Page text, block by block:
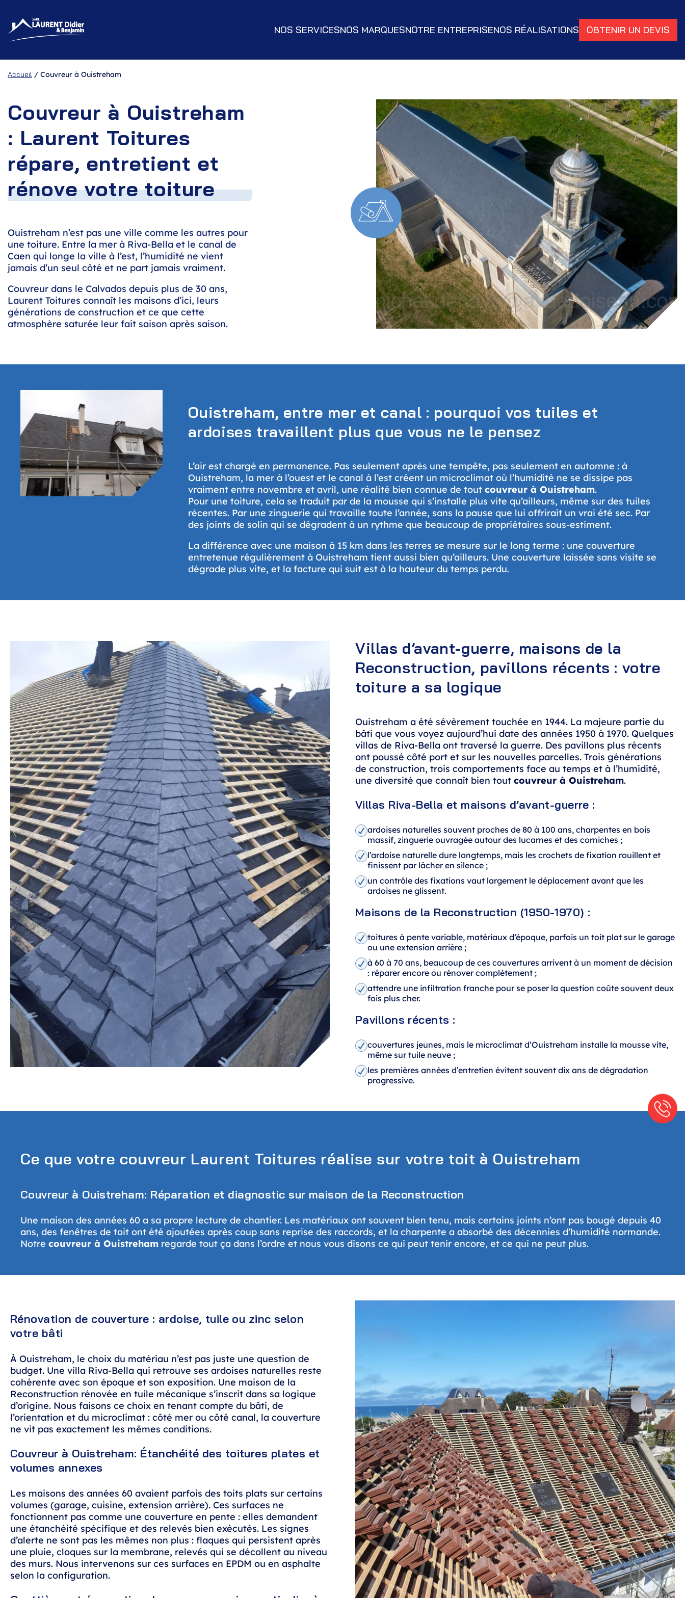
NOS SERVICESNOS MARQUESNOTRE ENTREPRISENOS RÉALISATIONS OBTENIR UN DEVIS
Accueil / Couvreur à Ouistreham
Couvreur à Ouistreham
: Laurent Toitures
répare, entretient et
rénove votre toiture
Ouistreham n’est pas une ville comme les autres pour
une toiture. Entre la mer à Riva-Bella et le canal de
Caen qui longe la ville à l’est, l’humidité ne vient
jamais d’un seul côté et ne part jamais vraiment.
Couvreur dans le Calvados depuis plus de 30 ans,
Laurent Toitures connaît les maisons d’ici, leurs
générations de construction et ce que cette
atmosphère saturée leur fait saison après saison.
Ouistreham, entre mer et canal : pourquoi vos tuiles et
ardoises travaillent plus que vous ne le pensez
L’air est chargé en permanence. Pas seulement après une tempête, pas seulement en automne : à
Ouistreham, la mer à l’ouest et le canal à l’est créent un microclimat où l’humidité ne se dissipe pas
vraiment entre novembre et avril, une réalité bien connue de tout couvreur à Ouistreham.
Pour une toiture, cela se traduit par de la mousse qui s’installe plus vite qu’ailleurs, même sur des tuiles
récentes. Par une zinguerie qui travaille toute l’année, sans la pause que lui offrirait un vrai été sec. Par
des joints de solin qui se dégradent à un rythme que beaucoup de propriétaires sous-estiment.
La différence avec une maison à 15 km dans les terres se mesure sur le long terme : une couverture
entretenue régulièrement à Ouistreham tient aussi bien qu’ailleurs. Une couverture laissée sans visite se
dégrade plus vite, et la facture qui suit est à la hauteur du temps perdu.
Villas d’avant-guerre, maisons de la
Reconstruction, pavillons récents : votre
toiture a sa logique
Ouistreham a été sévèrement touchée en 1944. La majeure partie du
bâti que vous voyez aujourd’hui date des années 1950 à 1970. Quelques
villas de Riva-Bella ont traversé la guerre. Des pavillons plus récents
ont poussé côté port et sur les nouvelles parcelles. Trois générations
de construction, trois comportements face au temps et à l’humidité,
une diversité que connaît bien tout couvreur à Ouistreham.
Villas Riva-Bella et maisons d’avant-guerre :
ardoises naturelles souvent proches de 80 à 100 ans, charpentes en bois
massif, zinguerie ouvragée autour des lucarnes et des corniches ;
l’ardoise naturelle dure longtemps, mais les crochets de fixation rouillent et
finissent par lâcher en silence ;
un contrôle des fixations vaut largement le déplacement avant que les
ardoises ne glissent.
Maisons de la Reconstruction (1950-1970) :
toitures à pente variable, matériaux d’époque, parfois un toit plat sur le garage
ou une extension arrière ;
à 60 à 70 ans, beaucoup de ces couvertures arrivent à un moment de décision
: réparer encore ou rénover complètement ;
attendre une infiltration franche pour se poser la question coûte souvent deux
fois plus cher.
Pavillons récents :
couvertures jeunes, mais le microclimat d’Ouistreham installe la mousse vite,
même sur tuile neuve ;
les premières années d’entretien évitent souvent dix ans de dégradation
progressive.
Ce que votre couvreur Laurent Toitures réalise sur votre toit à Ouistreham
Couvreur à Ouistreham: Réparation et diagnostic sur maison de la Reconstruction
Une maison des années 60 a sa propre lecture de chantier. Les matériaux ont souvent bien tenu, mais certains joints n’ont pas bougé depuis 40
ans, des fenêtres de toit ont été ajoutées après coup sans reprise des raccords, et la charpente a absorbé des décennies d’humidité normande.
Notre couvreur à Ouistreham regarde tout ça dans l’ordre et nous vous disons ce qui peut tenir encore, et ce qui ne peut plus.
Rénovation de couverture : ardoise, tuile ou zinc selon
votre bâti
À Ouistreham, le choix du matériau n’est pas juste une question de
budget. Une villa Riva-Bella qui retrouve ses ardoises naturelles reste
cohérente avec son époque et son exposition. Une maison de la
Reconstruction rénovée en tuile mécanique s’inscrit dans sa logique
d’origine. Nous faisons ce choix en tenant compte du bâti, de
l’orientation et du microclimat : côté mer ou côté canal, la couverture
ne vit pas exactement les mêmes conditions.
Couvreur à Ouistreham: Étanchéité des toitures plates et
volumes annexes
Les maisons des années 60 avaient parfois des toits plats sur certains
volumes (garage, cuisine, extension arrière). Ces surfaces ne
fonctionnent pas comme une couverture en pente : elles demandent
une étanchéité spécifique et des relevés bien exécutés. Les signes
d’alerte ne sont pas les mêmes non plus : flaques qui persistent après
une pluie, cloques sur la membrane, relevés qui se décollent au niveau
des murs. Nous intervenons sur ces surfaces en EPDM ou en asphalte
selon la configuration.